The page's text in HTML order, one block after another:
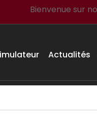
sur notre
Actualités